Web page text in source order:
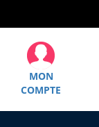
MON
COMPTE